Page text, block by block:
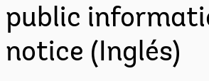
public
notice (Inglés)